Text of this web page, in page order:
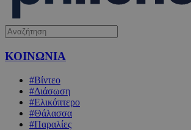
ΚΟΙΝΩΝΙΑ
#Βίντεο
#Διάσωση
#Ελικόπτερο
#Θάλασσα
#Παραλίες